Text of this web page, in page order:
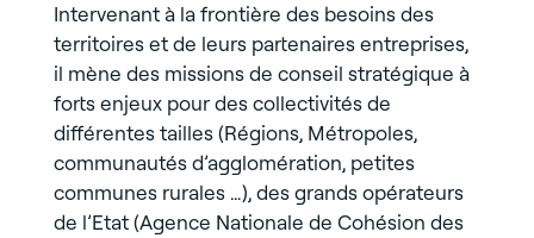
Intervenant à la frontière des besoins des
territoires et de leurs partenaires entreprises,
il mène des missions de conseil stratégique à
forts enjeux pour des collectivités de
différentes tailles (Régions, Métropoles,
communautés d’agglomération, petites
communes rurales …), des grands opérateurs
de l’Etat (Agence Nationale de Cohésion des